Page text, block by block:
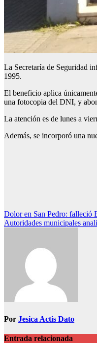
La Secretaría de Seguridad
1995.
El beneficio aplica
una fotocopia del DNI, y
La atención es de lunes a
Además, se incorporó una
Navegación
de
Dolor en San Pedro: falleció
Autoridades municipales
Por Jesica Actis Dato
Entrada relacionada